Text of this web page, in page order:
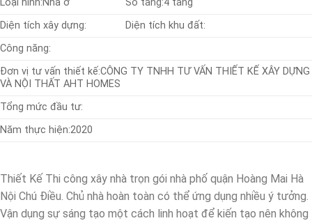
Diện tích xây dựng:
Diện tích khu đất:
Công năng:
Đơn vị tư vấn thiết kế:CÔNG TY TNHH TƯ VẤN THIẾT KẾ XÂY DỰNG
VÀ NỘI THẤT AHT HOMES
Tổng mức đầu tư:
Năm thực hiện:2020
Thiết Kế Thi công xây nhà trọn gói nhà phố quận Hoàng Mai Hà
Nội Chú Điều. Chủ nhà hoàn toàn có thể ứng dụng nhiều ý tưởng.
Vận dụng sự sáng tạo một cách linh hoạt để kiến tạo nên không